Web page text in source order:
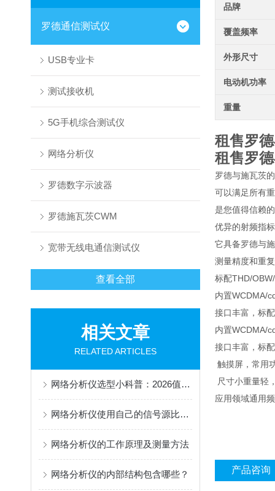
罗德通信测试仪
USB专业卡
测试接收机
5G手机综合测试仪
网络分析仪
罗德数字示波器
罗德施瓦茨CWM
宽带无线电通信测试仪
查看全部
相关文章
RELATED ARTICLES
网络分析仪选型小科普：2026值得推荐的国产代理供应商分享
网络分析仪使用自己的信号源比较和测量其他电子设备
网络分析仪的工作原理及测量方法
网络分析仪的内部结构包含哪些？
品牌
覆盖频率
外形尺寸
电动机功率
重量
租售罗
租售罗
罗德与施瓦茨
可以满足所有
是您值得信赖
优异的射频指
它具备罗德与
测量精度和重
标配THD/
内置WCDMA/
接口丰富，标
内置WCDMA/
接口丰富，标
触摸屏，常用
尺寸小重量轻
应用领域通用
产品咨询